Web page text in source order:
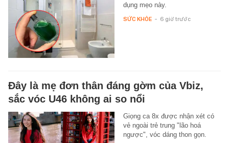
dụng mẹo này.
SỨC KHỎE - 6 giờ trước
Đây là mẹ đơn thân đáng gờm của Vbiz,
sắc vóc U46 không ai so nổi
Giọng ca 8x được nhận xét có
vẻ ngoài trẻ trung "lão hoá
ngược", vóc dáng thon gọn.